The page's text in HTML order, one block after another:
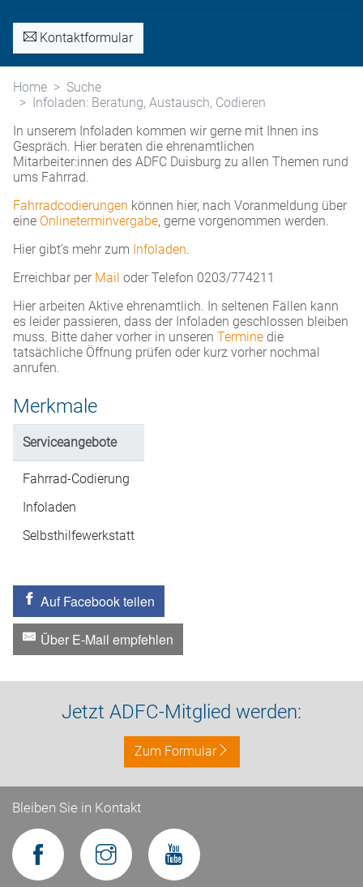
Kontaktformular
Home
Suche
Infoladen: Beratung, Austausch, Codieren
In unserem Infoladen kommen wir gerne mit Ihnen ins
Gespräch. Hier beraten die ehrenamtlichen
Mitarbeiter:innen des ADFC Duisburg zu allen Themen rund
ums Fahrrad.
Fahrradcodierungen können hier, nach Voranmeldung über
eine Onlineterminvergabe, gerne vorgenommen werden.
Hier gibt’s mehr zum Infoladen.
Erreichbar per Mail oder Telefon 0203/774211
Hier arbeiten Aktive ehrenamtlich. In seltenen Fällen kann
es leider passieren, dass der Infoladen geschlossen bleiben
muss. Bitte daher vorher in unseren Termine die
tatsächliche Öffnung prüfen oder kurz vorher nochmal
anrufen.
Merkmale
Serviceangebote
Fahrrad-Codierung
Infoladen
Selbsthilfewerkstatt
Auf Facebook teilen
Über E-Mail empfehlen
Jetzt ADFC-Mitglied werden:
Zum Formular
Bleiben Sie in Kontakt